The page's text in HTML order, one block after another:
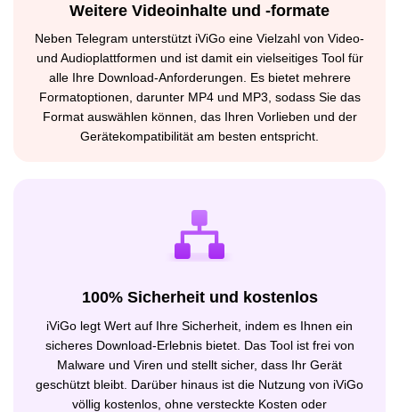
Weitere Videoinhalte und -formate
Neben Telegram unterstützt iViGo eine Vielzahl von Video-
und Audioplattformen und ist damit ein vielseitiges Tool für
alle Ihre Download-Anforderungen. Es bietet mehrere
Formatoptionen, darunter MP4 und MP3, sodass Sie das
Format auswählen können, das Ihren Vorlieben und der
Gerätekompatibilität am besten entspricht.
100% Sicherheit und kostenlos
iViGo legt Wert auf Ihre Sicherheit, indem es Ihnen ein
sicheres Download-Erlebnis bietet. Das Tool ist frei von
Malware und Viren und stellt sicher, dass Ihr Gerät
geschützt bleibt. Darüber hinaus ist die Nutzung von iViGo
völlig kostenlos, ohne versteckte Kosten oder